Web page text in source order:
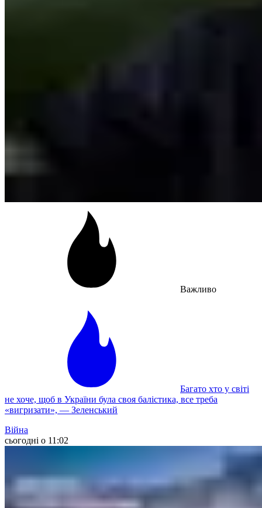
Важливо
Багато хто у світі
не хоче, щоб в України була своя балістика, все треба
«вигризати», — Зеленський
Війна
сьогодні о 11:02